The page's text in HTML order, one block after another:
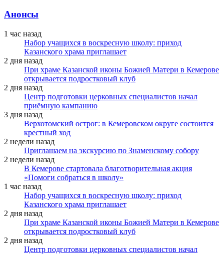
Анонсы
1 час назад
Набор учащихся в воскресную школу: приход
Казанского храма приглашает
2 дня назад
При храме Казанской иконы Божией Матери в Кемерове
открывается подростковый клуб
2 дня назад
Центр подготовки церковных специалистов начал
приёмную кампанию
3 дня назад
Верхотомский острог: в Кемеровском округе состоится
крестный ход
2 недели назад
Приглашаем на экскурсию по Знаменскому собору
2 недели назад
В Кемерове стартовала благотворительная акция
«Помоги собраться в школу»
1 час назад
Набор учащихся в воскресную школу: приход
Казанского храма приглашает
2 дня назад
При храме Казанской иконы Божией Матери в Кемерове
открывается подростковый клуб
2 дня назад
Центр подготовки церковных специалистов начал